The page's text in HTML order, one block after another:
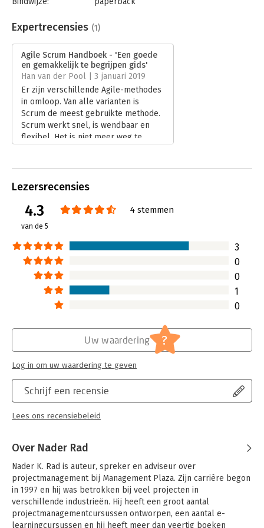
Uitgever:
Van Haren Publishing B.V.
Verschijningsdatum:
13-9-2021
Hoofdrubriek: IT-management / ICT
Projectmanagement
Expertrecensies (1)
Agile Scrum Handboek - 'Een goede
en gemakkelijk te begrijpen gids'
Han van der Pool | 3 januari 2019
Er zijn verschillende Agile-methodes
in omloop. Van alle varianten is
Scrum de meest gebruikte methode.
Scrum werkt snel, is wendbaar en
flexibel. Het is niet meer weg te
Lezersrecensies
4.3
van de 5
4 stemmen
3
0
0
1
0
Schrijf een recensie
Lees ons recensiebeleid
Uw waardering ?
Log in om uw waardering te geven
Over Nader Rad
Nader K. Rad is auteur, spreker en adviseur over
projectmanagement bij Management Plaza. Zijn carrière begon
in 1997 en hij was betrokken bij veel projecten in
verschillende industrieën. Hij heeft een groot aantal
projectmanagementcursussen ontworpen, een aantal e-
learningcursussen en hij heeft meer dan veertig boeken